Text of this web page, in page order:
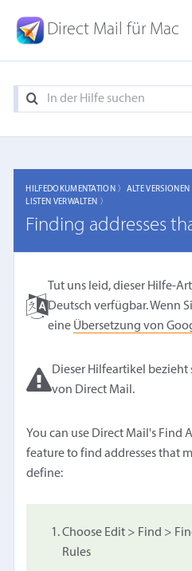
Direct Mail für Mac
HILFEDOKUMENTATION 〉 ALTE
LISTEN VERWALTEN 〉
Finding addresses
Tut uns leid, dieser Hilfe-
Deutsch verfügbar. Wenn
eine Übersetzung von
Dieser Hilfeartikel bezieht
von Direct Mail.
You can use Direct Mail's Find
feature to find addresses that
define:
Choose Edit > Find >
Rules